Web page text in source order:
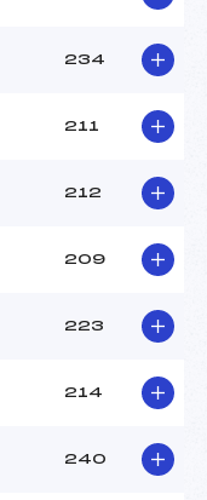
234
211
212
209
223
214
240